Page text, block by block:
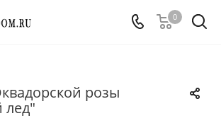
0
розы